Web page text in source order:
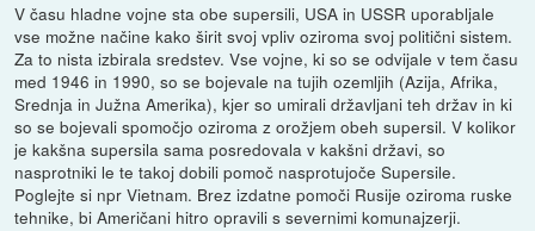
V času hladne vojne sta obe supersili, USA in USSR uporabljale
vse možne načine kako širit svoj vpliv oziroma svoj politični sistem.
Za to nista izbirala sredstev. Vse vojne, ki so se odvijale v tem času
med 1946 in 1990, so se bojevale na tujih ozemljih (Azija, Afrika,
Srednja in Južna Amerika), kjer so umirali državljani teh držav in ki
so se bojevali spomočjo oziroma z orožjem obeh supersil. V kolikor
je kakšna supersila sama posredovala v kakšni državi, so
nasprotniki le te takoj dobili pomoč nasprotujoče Supersile.
Poglejte si npr Vietnam. Brez izdatne pomoči Rusije oziroma ruske
tehnike, bi Američani hitro opravili s severnimi komunajzerji.